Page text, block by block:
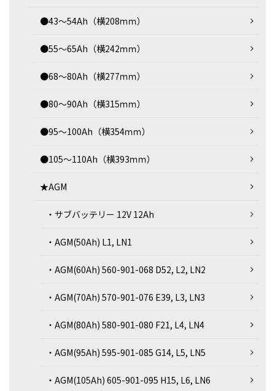
●43～54Ah（横208ｍｍ）
●55～65Ah（横242ｍｍ）
●68～80Ah（横277ｍｍ）
●80～90Ah（横315ｍｍ）
●95～100Ah（横354ｍｍ）
●105～110Ah（横393ｍｍ）
★AGM
・サブバッテリー 12V 12Ah
・AGM(50Ah) L1, LN1
・AGM(60Ah) 560-901-068 D52, L2, LN2
・AGM(70Ah) 570-901-076 E39, L3, LN3
・AGM(80Ah) 580-901-080 F21, L4, LN4
・AGM(95Ah) 595-901-085 G14, L5, LN5
・AGM(105Ah) 605-901-095 H15, L6, LN6